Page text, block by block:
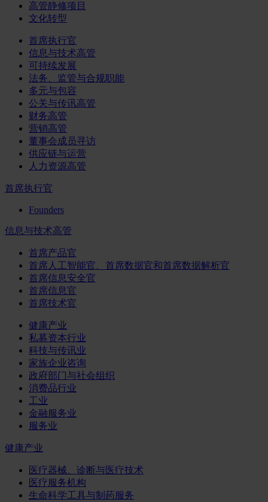
高管静修项目
文化转型
首席执行官
信息与技术高管
可持续发展
法务、监管与合规职能
多元与包容
公关与传讯高管
财务高管
营销高管
董事会成员寻访
供应链与运营
人力资源高管
首席执行官
Founders
信息与技术高管
首席产品官
首席人工智能官、首席数据官和首席数据解析官
首席信息安全官
首席信息官
首席技术官
健康产业
私募资本行业
科技与传讯业
家族企业咨询
政府部门与社会组织
消费品行业
工业
金融服务业
服务业
健康产业
医疗器械、诊断与医疗技术
医疗服务机构
生命科学工具与制药服务